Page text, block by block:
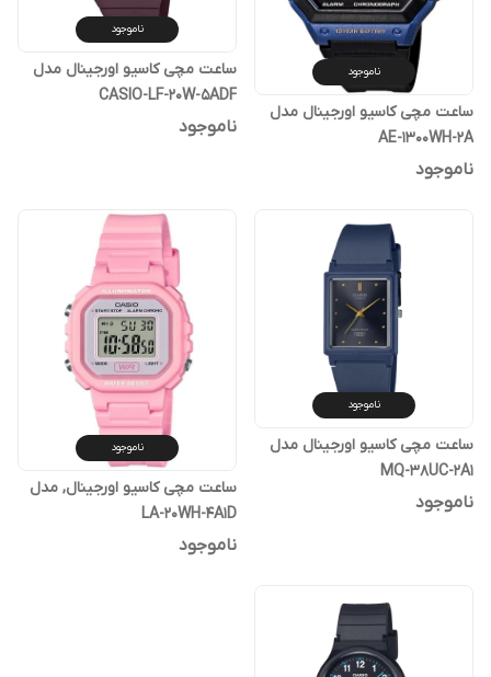
ناموجود
ساعت مچی کاسیو اورجینال مدل
AE-1300WH-2A
ناموجود
ناموجود
ساعت مچی کاسیو اورجینال مدل
CASIO-LF-20W-5ADF
ناموجود
ناموجود
ساعت مچی کاسیو اورجینال مدل
MQ-38UC-2A1
ناموجود
ناموجود
ساعت مچی کاسیو اورجینال, مدل
LA-20WH-4A1D
ناموجود